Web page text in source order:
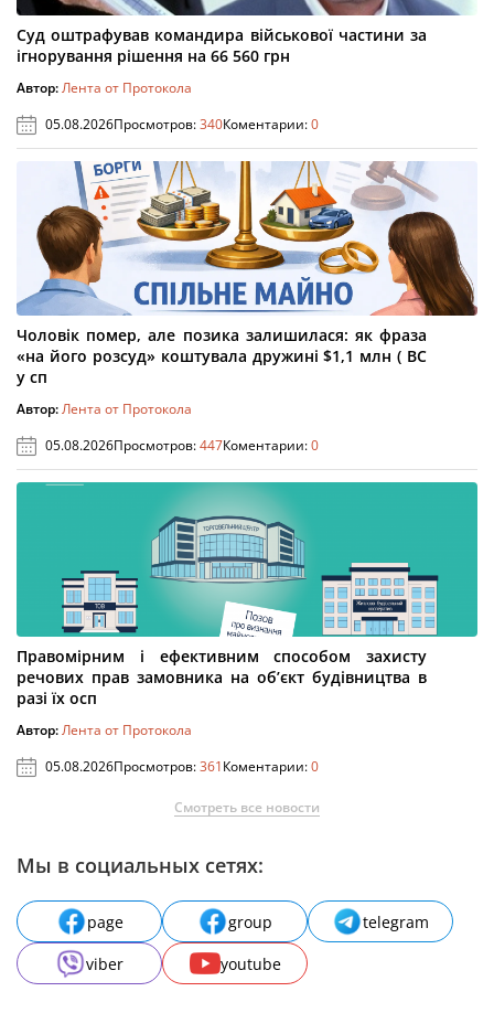
Суд оштрафував командира військової частини за
ігнорування рішення на 66 560 грн
Автор:Лента от Протокола
05.08.2026Просмотров:340Коментарии:0
Чоловік помер, але позика залишилася: як фраза
«на його розсуд» коштувала дружині $1,1 млн ( ВС
у сп
Автор:Лента от Протокола
05.08.2026Просмотров:447Коментарии:0
Правомірним і ефективним способом захисту
речових прав замовника на об’єкт будівництва в
разі їх осп
Автор:Лента от Протокола
05.08.2026Просмотров:361Коментарии:0
Смотреть все новости
Мы в социальных сетях:
page group
telegram
viber
youtube